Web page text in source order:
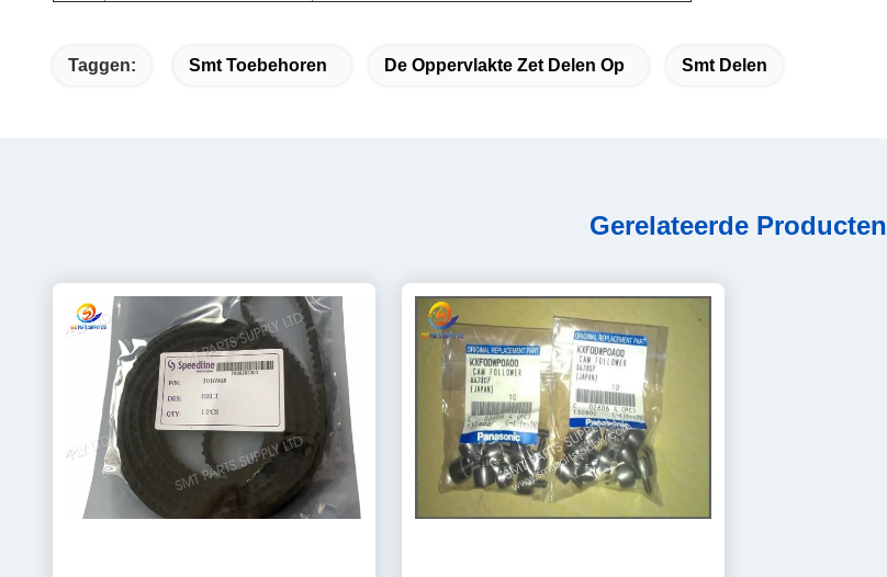
Taggen: Smt Toebehoren De Oppervlakte Zet Delen Op Smt Delen
Gerelateerde Producten